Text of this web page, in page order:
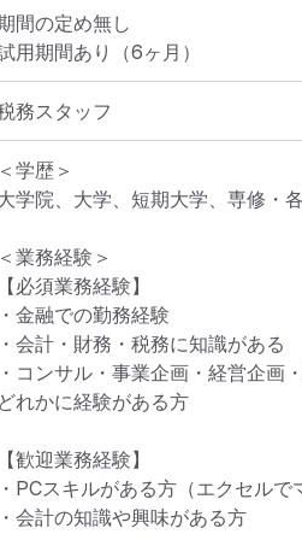
間の定め無し
用期間あり（6ヶ月）
務スタッフ
＜学歴＞
学院、大学、短期大学、専修・
＜業務経験＞
【必須業務経験】
・金融での勤務経験
・会計・財務・税務に知識がある
・コンサル・事業企画・経営企画
どれかに経験がある方
【歓迎業務経験】
・PCスキルがある方（エクセルで